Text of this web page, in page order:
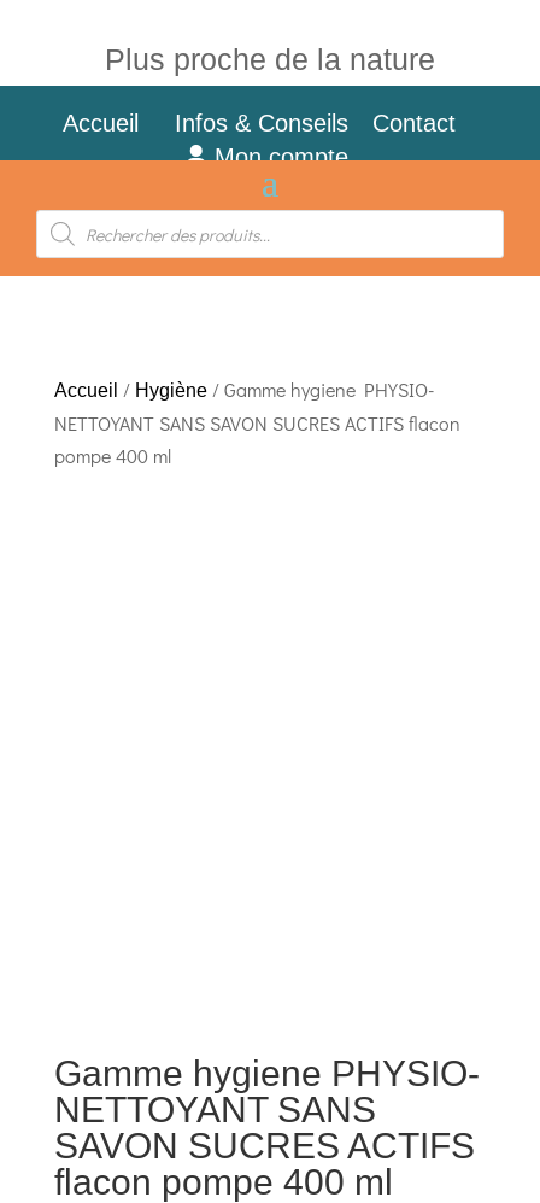
Plus proche de la nature
Accueil Infos & Conseils
Contact
Mon compte
Recherche
produits
Accueil / Hygiène/ Gamme hygiene PHYSIO-
NETTOYANT SANS SAVON SUCRES ACTIFS flacon
pompe 400 ml
Gamme hygiene PHYSIO-
NETTOYANT SANS
SAVON SUCRES ACTIFS
flacon pompe 400 ml